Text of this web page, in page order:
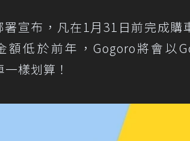
宣布，凡在1月31日前完成購
低於前年，Gogoro將會以
樣划算！